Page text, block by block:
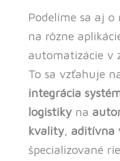
Podelíme sa aj
na rôzne
automatizácie v
To sa vzťahuje
integrácia
logistiky na
kvality,aditívna
špecializované